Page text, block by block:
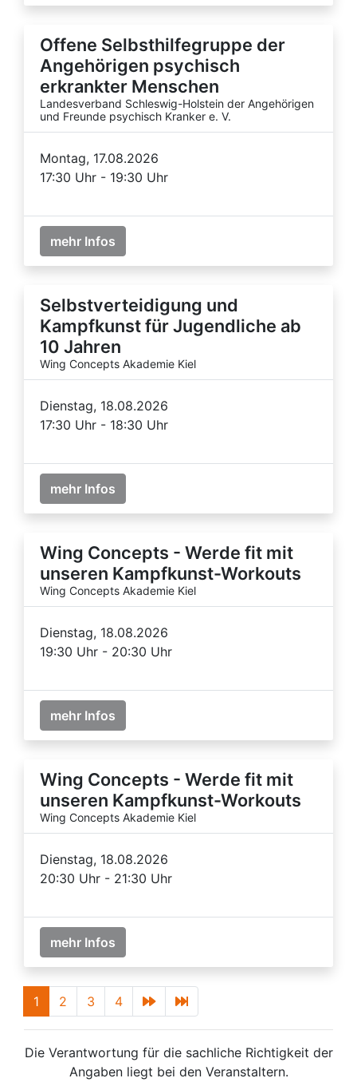
Offene Selbsthilfegruppe der
Angehörigen psychisch
erkrankter Menschen
Landesverband Schleswig-Holstein der Angehörigen
und Freunde psychisch Kranker e. V.
Montag, 17.08.2026
17:30 Uhr - 19:30 Uhr
mehr Infos
Selbstverteidigung und
Kampfkunst für Jugendliche ab
10 Jahren
Wing Concepts Akademie Kiel
Dienstag, 18.08.2026
17:30 Uhr - 18:30 Uhr
mehr Infos
Wing Concepts - Werde fit mit
unseren Kampfkunst-Workouts
Wing Concepts Akademie Kiel
Dienstag, 18.08.2026
19:30 Uhr - 20:30 Uhr
mehr Infos
Wing Concepts - Werde fit mit
unseren Kampfkunst-Workouts
Wing Concepts Akademie Kiel
Dienstag, 18.08.2026
20:30 Uhr - 21:30 Uhr
mehr Infos
1 2 3 4
Die Verantwortung für die sachliche Richtigkeit der
Angaben liegt bei den Veranstaltern.